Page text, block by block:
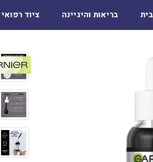
בריאות והיגיינה ציוד רפואי